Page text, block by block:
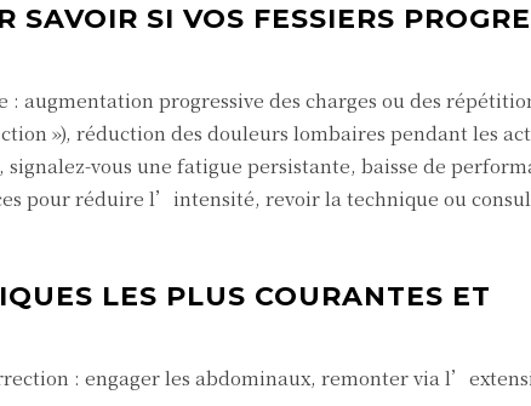
SI VOS FESSIERS
augmentation progressive des charges ou des
»), réduction des douleurs lombaires pendant les
vous une fatigue persistante, baisse de
pour réduire l’intensité, revoir la technique ou
LES PLUS COURANTES ET
: engager les abdominaux, remonter via